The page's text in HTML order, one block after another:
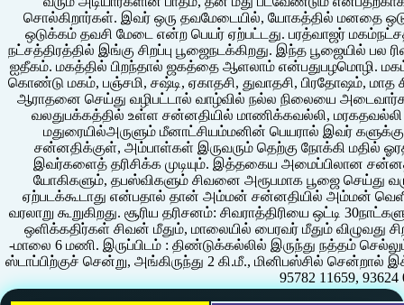
சொல்கிறார்கள். இவர் ஒரு தவமேடையில், யோகத்தில் மனதை
ஒடுக்கம் தவசி மேடை என்ற பெயர் ஏற்பட்டது. பரத்வாஜர்
நட்சத்திரத்தில் இங்கு சிறப்பு பூஜைநடக்கிறது. இந்த பூஜையில்
ஐதீகம். மகத்தில் பிறந்தால் ஜகத்தை ஆளலாம் என்பதுபழமொழி. மகம்
கொண்டு மகம், பஞ்சமி, சஷ்டி, ஏகாதசி, துவாதசி, பிரதோஷம்,
ஆராதனை செய்து வழிபட்டால் வாழ்வில் நல்ல நிலையை
வலதுபக்கத்தில் உள்ள சன்னதியில் மாணிக்கவல்லி,
மதுரையில்அருளும் மீனாட்சியம்மனின் பெயரால் இவர்
சன்னதிக்குள், அம்பாள்கள் இருவரும் தெற்கு நோக்கி மதில்
இவர்களைத் தரிசிக்க முடியும். இத்தகைய அமைப்பிலான
யோகிகளும், தபஸ்விகளும் சிவனை அரூபமாக பூஜை செய்து
ஏற்படக்கூடாது என்பதால் தான் அம்மன் சன்னதியில் அம்மன்
வரலாறு கூறுகிறது. சூரிய தரிசனம்: சிவராத்திரியை ஒட்டி
ஒளிக்கதிர்கள் சிவன் மீதும், மாலையில் பைரவர் மீதும் விழுவது
-மாலை 6 மணி. இருப்பிடம் : திண்டுக்கல்லில் இருந்து நத்தம் செல்லும்
ஸ்டாப்பிற்குச் சென்று, அங்கிருந்து 2 கி.மீ., மினிபஸ்சில்
95782 11659, 93624